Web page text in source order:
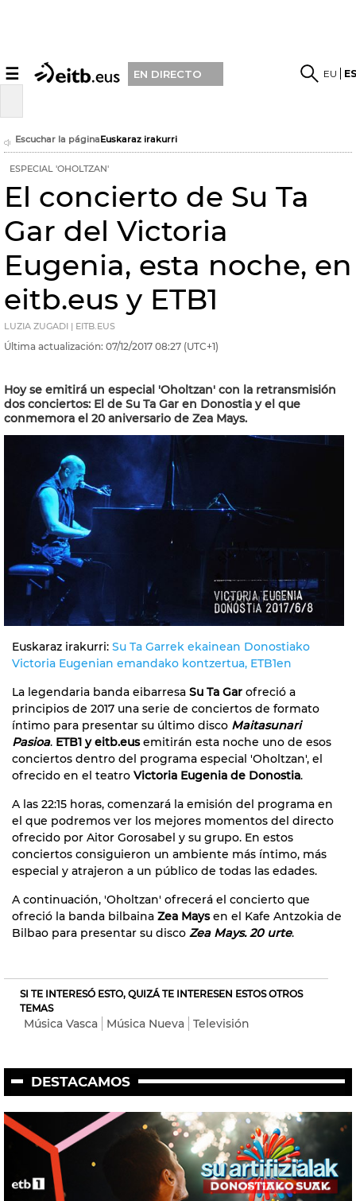
☰ EN DIRECTO EU
Escuchar la páginaEuskaraz irakurri
ESPECIAL 'OHOLTZAN'
El concierto de Su Ta
Gar del Victoria
Eugenia, esta noche, en
eitb.eus y ETB1
LUZIA ZUGADI | EITB.EUS
Última actualización: 07/12/2017 08:27 (UTC+1)
Hoy se emitirá un especial 'Oholtzan' con la retransmisión
dos conciertos: El de Su Ta Gar en Donostia y el que
conmemora el 20 aniversario de Zea Mays.
Euskaraz irakurri: Su Ta Garrek ekainean Donostiako
Victoria Eugenian emandako kontzertua, ETB1en
La legendaria banda eibarresa Su Ta Gar ofreció a
principios de 2017 una serie de conciertos de formato
íntimo para presentar su último disco Maitasunari
Pasioa. ETB1 y eitb.eusemitirán esta noche uno de esos
conciertos dentro del programa especial 'Oholtzan', el
ofrecido en el teatro Victoria Eugenia de Donostia.
A las 22:15 horas, comenzará la emisión del programa en
el que podremos ver los mejores momentos del directo
ofrecido por Aitor Gorosabel y su grupo. En estos
conciertos consiguieron un ambiente más íntimo, más
especial y atrajeron a un público de todas las edades.
A continuación, 'Oholtzan' ofrecerá el concierto que
ofreció la banda bilbaina Zea Maysen el Kafe Antzokia de
Bilbao para presentar su disco Zea Mays. 20 urte.
SI TE INTERESÓ ESTO, QUIZÁ TE INTERESEN ESTOS OTROS
TEMAS
Música Vasca Música Nueva Televisión
DESTACAMOS